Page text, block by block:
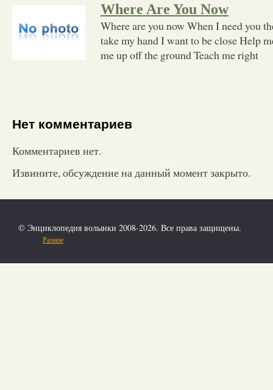
Where Are You Now
Where are you now When I need you
take my hand I want to be close Help
me up off the ground Teach me right
Нет комментариев
Комментариев нет.
Извините, обсуждение на данный момент закрыто.
© Энциклопедия волынки 2008-2026. Все права защищены.
Разное